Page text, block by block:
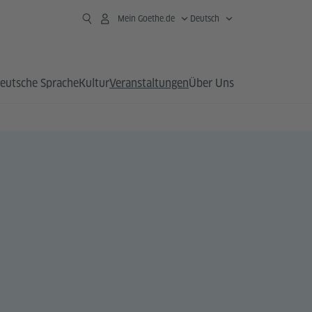
Mein Goethe.de Deutsch
SpracheKulturVeranstaltungenÜber Uns